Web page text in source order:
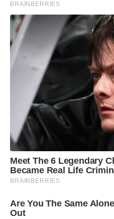
BRAINBERRIES
Meet The 6 Legendary
Became Real Life
BRAINBERRIES
Are You The Same
Out